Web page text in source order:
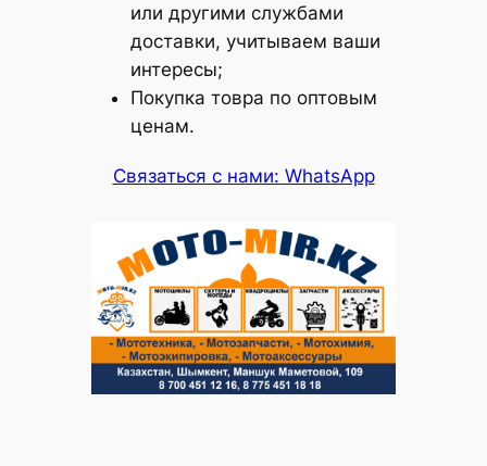
или другими службами
доставки, учитываем ваши
интересы;
Покупка товра по оптовым
ценам.
Связаться с нами: WhatsApp